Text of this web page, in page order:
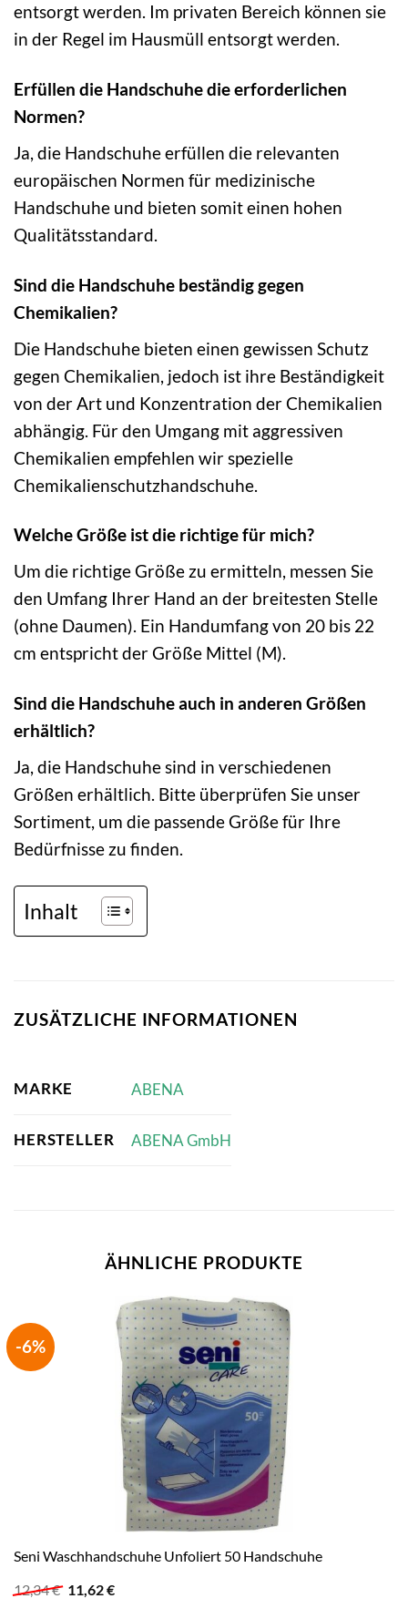
entsorgt werden. Im privaten Bereich können sie
in der Regel im Hausmüll entsorgt werden.
Erfüllen die Handschuhe die erforderlichen
Normen?
Ja, die Handschuhe erfüllen die relevanten
europäischen Normen für medizinische
Handschuhe und bieten somit einen hohen
Qualitätsstandard.
Sind die Handschuhe beständig gegen
Chemikalien?
Die Handschuhe bieten einen gewissen Schutz
gegen Chemikalien, jedoch ist ihre Beständigkeit
von der Art und Konzentration der Chemikalien
abhängig. Für den Umgang mit aggressiven
Chemikalien empfehlen wir spezielle
Chemikalienschutzhandschuhe.
Welche Größe ist die richtige für mich?
Um die richtige Größe zu ermitteln, messen Sie
den Umfang Ihrer Hand an der breitesten Stelle
(ohne Daumen). Ein Handumfang von 20 bis 22
cm entspricht der Größe Mittel (M).
Sind die Handschuhe auch in anderen Größen
erhältlich?
Ja, die Handschuhe sind in verschiedenen
Größen erhältlich. Bitte überprüfen Sie unser
Sortiment, um die passende Größe für Ihre
Bedürfnisse zu finden.
Inhalt
ZUSÄTZLICHE INFORMATIONEN
MARKE ABENA
HERSTELLER ABENA GmbH
ÄHNLICHE PRODUKTE
-6%
Seni Waschhandschuhe Unfoliert 50 Handschuhe
12,34€ Ursprünglicher
11,62€Aktueller